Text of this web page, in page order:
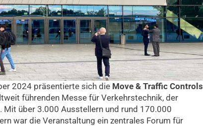
2024 präsentierte sich die Move & Traffic Controls
führenden Messe für Verkehrstechnik, der
Mit über 3.000 Ausstellern und rund 170.000
war die Veranstaltung ein zentrales Forum für